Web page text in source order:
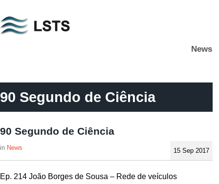
to
News
T
S
90 Segundo de Ciência
90 Segundo de Ciência
15 Sep 2017
News
Ep. 214 João Borges de Sousa – Rede de veículos